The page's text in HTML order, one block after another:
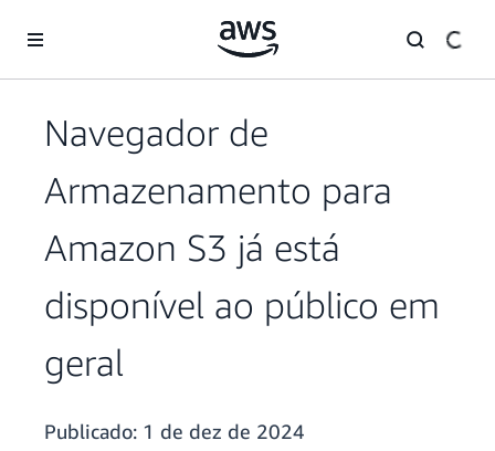
Pular para o conteúdo principal
Navegador de
Armazenamento para
Amazon S3 já está
disponível ao público em
geral
Publicado: 1 de dez de 2024